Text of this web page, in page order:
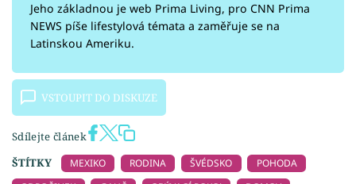
Jeho základnou je web Prima Living, pro CNN Prima
NEWS píše lifestylová témata a zaměřuje se na
Latinskou Ameriku.
VSTOUPIT DO DISKUZE
Sdílejte článek
ŠTÍTKY
MEXIKO RODINA ŠVÉDSKO
POHODA